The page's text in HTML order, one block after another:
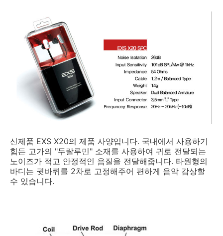
신제품 EXS X20의 제품 사양입니다. 국내에서 사용하기
힘든 고가의 "두랄루민" 소재를 사용하여 귀로 전달되는
노이즈가 적고 안정적인 음질을 전달해줍니다. 타원형의
바디는 귓바퀴를 2차로 고정해주어 편하게 음악 감상할
수 있습니다.